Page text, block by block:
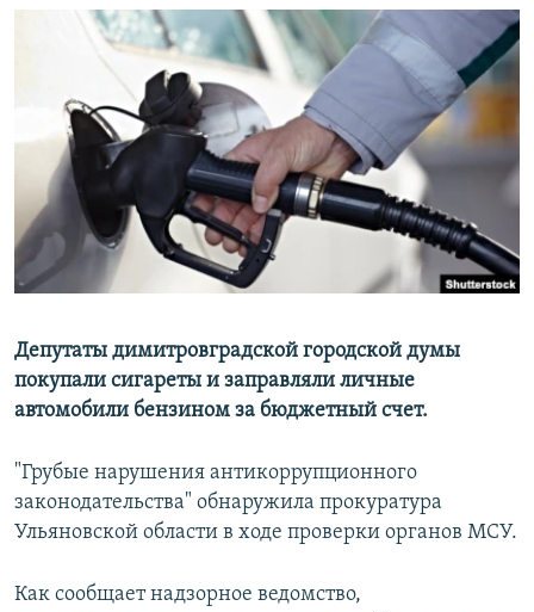
СЕВЕР.РЕАЛИИ
СИБИРЬ.РЕАЛИИ
РАСПИСАНИЕ ВЕЩАНИЯ
ПОДПИШИТЕСЬ НА РАССЫЛКУ
СОЦИАЛЬНЫЕ СЕТИ
Все сайты РСЕ/РС
Депутаты димитровградской городской думы
покупали сигареты и заправляли личные
автомобили бензином за бюджетный счет.
"Грубые нарушения антикоррупционного
законодательства" обнаружила прокуратура
Ульяновской области в ходе проверки органов МСУ.
Как сообщает надзорное ведомство,